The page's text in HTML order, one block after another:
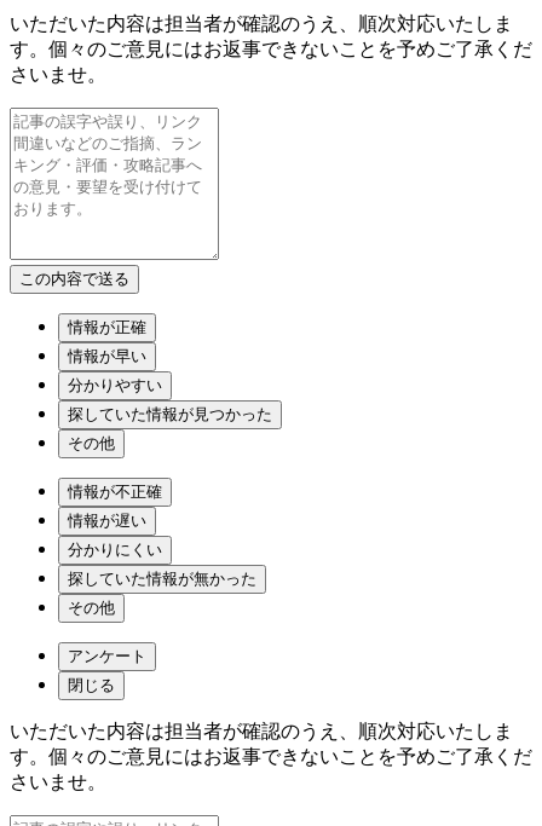
いただいた内容は担当者が確認のうえ、順次対応いたしま
す。個々のご意見にはお返事できないことを予めご了承くだ
さいませ。
情報が正確
情報が早い
分かりやすい
探していた情報が見つかった
その他
情報が不正確
情報が遅い
分かりにくい
探していた情報が無かった
その他
アンケート
閉じる
いただいた内容は担当者が確認のうえ、順次対応いたしま
す。個々のご意見にはお返事できないことを予めご了承くだ
さいませ。